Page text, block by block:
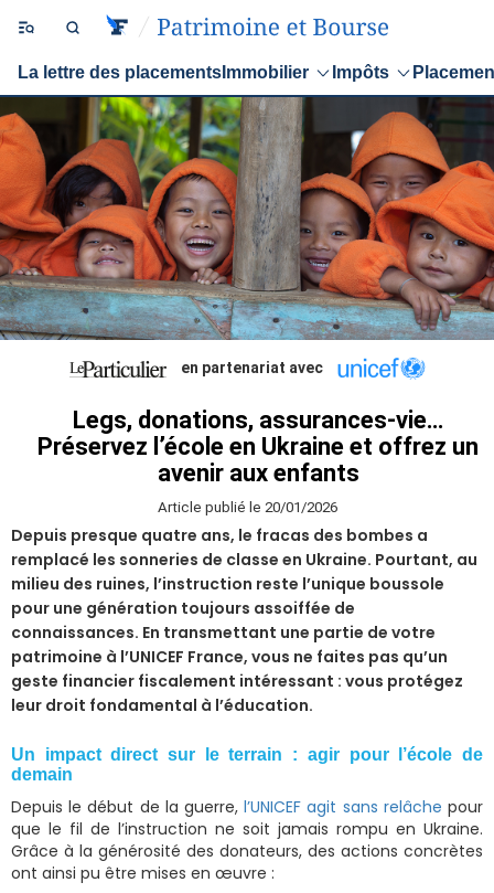
La lettre des placements Immobilier Impôts
en partenariat avec
Legs, donations, assurances-vie…
Préservez l’école en Ukraine et offrez un
avenir aux enfants
Article publié le 20/01/2026
Depuis presque quatre ans, le fracas des bombes a
remplacé les sonneries de classe en Ukraine. Pourtant, au
milieu des ruines, l’instruction reste l’unique boussole
pour une génération toujours assoiffée de
connaissances. En transmettant une partie de votre
patrimoine à l’UNICEF France, vous ne faites pas qu’un
geste financier fiscalement intéressant : vous protégez
leur droit fondamental à l’éducation.
Un impact direct sur le terrain : agir pour l’école de
demain
Depuis le début de la guerre,l’UNICEF agit sans relâche pour
que le fil de l’instruction ne soit jamais rompu en Ukraine.
Grâce à la générosité des donateurs, des actions concrètes
ont ainsi pu être mises en œuvre :